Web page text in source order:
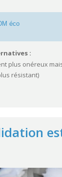
éco
:
plus onéreux
résistant)